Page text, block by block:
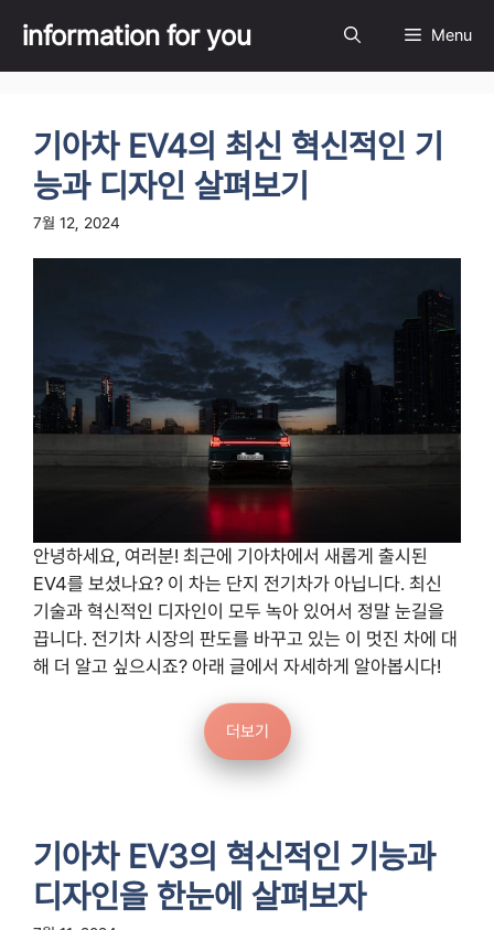
content
information for you Menu
기아차 EV4의 최신 혁신적인 기
능과 디자인 살펴보기
7월 12, 2024
안녕하세요, 여러분! 최근에 기아차에서 새롭게 출시된
EV4를 보셨나요? 이 차는 단지 전기차가 아닙니다. 최신
기술과 혁신적인 디자인이 모두 녹아 있어서 정말 눈길을
끕니다. 전기차 시장의 판도를 바꾸고 있는 이 멋진 차에 대
해 더 알고 싶으시죠? 아래 글에서 자세하게 알아봅시다!
더보기
기아차 EV3의 혁신적인 기능과
디자인을 한눈에 살펴보자